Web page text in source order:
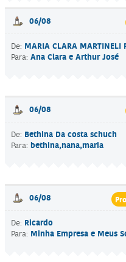
06/08
De: MARIA CLARA MARTINELI
Para: Ana Clara e Arthur José
06/08
De: Bethina Da costa schuch
Para: bethina,nana,maria
06/08
De: Ricardo
Para: Minha Empresa e Meus